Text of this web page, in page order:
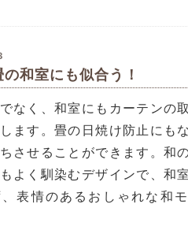
和室にも似合う！
なく、和室にもカーテンの
ます。畳の日焼け防止にも
させることができます。和
よく馴染むデザインで、和
表情のあるおしゃれな和